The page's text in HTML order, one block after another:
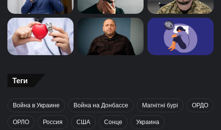
Теги
Война в Украине Война на Донбассе Магнітні бурі ОРДО
ОРЛО Россия США Сонце Украина